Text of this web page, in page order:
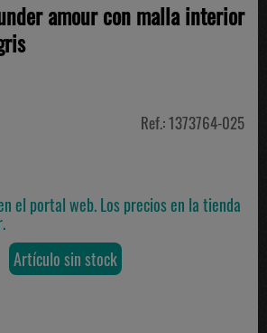
amour con malla interior
Ref.: 1373764-025
el portal web. Los precios en la tienda
Artículo sin stock